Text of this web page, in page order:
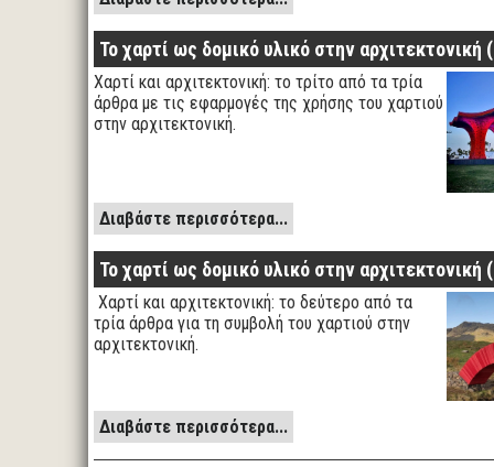
Το χαρτί ως δομικό υλικό στην αρχιτεκτονική
Χαρτί και αρχιτεκτονική: το τρίτο από τα τρία
άρθρα με τις εφαρμογές της χρήσης του χαρτιού
στην αρχιτεκτονική.
Διαβάστε περισσότερα...
Το χαρτί ως δομικό υλικό στην αρχιτεκτονική
Χαρτί και αρχιτεκτονική: το δεύτερο από τα
τρία άρθρα για τη συμβολή του χαρτιού στην
αρχιτεκτονική.
Διαβάστε περισσότερα...